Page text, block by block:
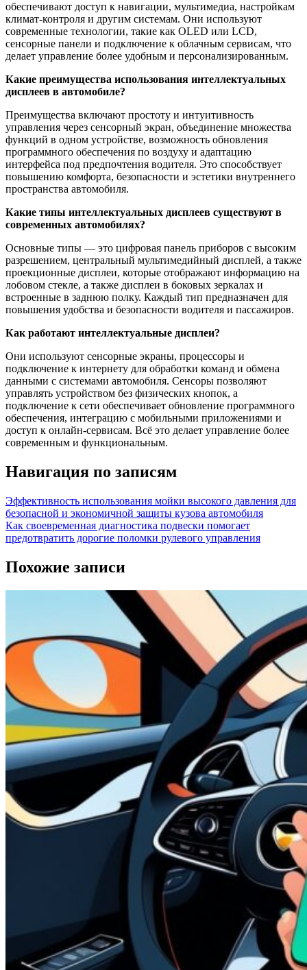
обеспечивают доступ к навигации, мультимедиа, настройкам
климат-контроля и другим системам. Они используют
современные технологии, такие как OLED или LCD,
сенсорные панели и подключение к облачным сервисам, что
делает управление более удобным и персонализированным.
Какие преимущества использования интеллектуальных
дисплеев в автомобиле?
Преимущества включают простоту и интуитивность
управления через сенсорный экран, объединение множества
функций в одном устройстве, возможность обновления
программного обеспечения по воздуху и адаптацию
интерфейса под предпочтения водителя. Это способствует
повышению комфорта, безопасности и эстетики внутреннего
пространства автомобиля.
Какие типы интеллектуальных дисплеев существуют в
современных автомобилях?
Основные типы — это цифровая панель приборов с высоким
разрешением, центральный мультимедийный дисплей, а также
проекционные дисплеи, которые отображают информацию на
лобовом стекле, а также дисплеи в боковых зеркалах и
встроенные в заднюю полку. Каждый тип предназначен для
повышения удобства и безопасности водителя и пассажиров.
Как работают интеллектуальные дисплеи?
Они используют сенсорные экраны, процессоры и
подключение к интернету для обработки команд и обмена
данными с системами автомобиля. Сенсоры позволяют
управлять устройством без физических кнопок, а
подключение к сети обеспечивает обновление программного
обеспечения, интеграцию с мобильными приложениями и
доступ к онлайн-сервисам. Всё это делает управление более
современным и функциональным.
Навигация по записям
Эффективность использования мойки высокого давления для
безопасной и экономичной защиты кузова автомобиля
Как своевременная диагностика подвески помогает
предотвратить дорогие поломки рулевого управления
Похожие записи